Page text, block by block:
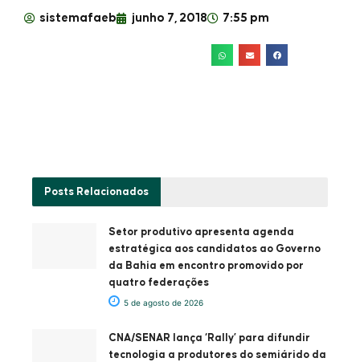
sistemafaeb junho 7, 2018 7:55 pm
Posts Relacionados
Setor produtivo apresenta agenda
estratégica aos candidatos ao Governo
da Bahia em encontro promovido por
quatro federações
5 de agosto de 2026
CNA/SENAR lança ‘Rally’ para difundir
tecnologia a produtores do semiárido da